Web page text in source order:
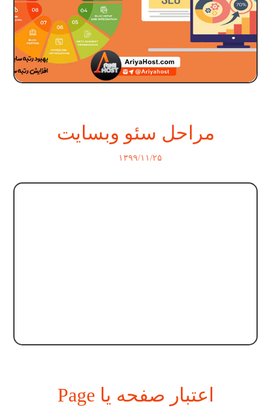
مراحل سئو وبسایت
۱۳۹۹/۱۱/۲۵
اعتبار صفحه یا Page